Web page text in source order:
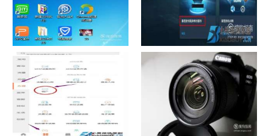
如何看认识QQ好友具体多少天
了
战网怎么修改昵称？